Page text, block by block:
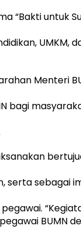
“Bakti untuk
UMKM,
Menteri
bagi
serta sebagai
BUMN